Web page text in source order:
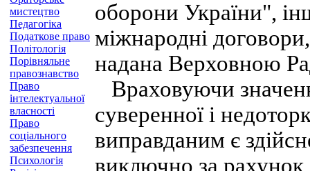
мистецтво
Педагогіка
Податкове право
Політологія
Порівняльне
правознавство
Право
інтелектуальної
власності
Право
соціального
забезпечення
Психологія
оборони України",
міжнародні
надана Верховною
Враховуючи
суверенної і
виправданим є
виключно за